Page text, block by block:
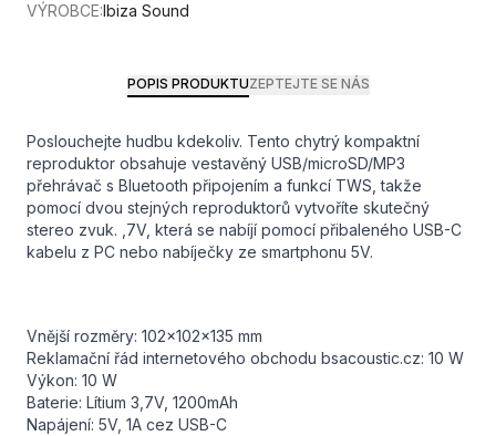
VÝROBCE:Ibiza Sound
POPIS PRODUKTUZEPTEJTE SE NÁS
Poslouchejte hudbu kdekoliv. Tento chytrý kompaktní
reproduktor obsahuje vestavěný USB/microSD/MP3
přehrávač s Bluetooth připojením a funkcí TWS, takže
pomocí dvou stejných reproduktorů vytvoříte skutečný
stereo zvuk. ,7V, která se nabíjí pomocí přibaleného USB-C
kabelu z PC nebo nabíječky ze smartphonu 5V.
Vnější rozměry: 102x102x135 mm
Reklamační řád internetového obchodu bsacoustic.cz: 10 W
Výkon: 10 W
Baterie: Lítium 3,7V, 1200mAh
Napájení: 5V, 1A cez USB-C